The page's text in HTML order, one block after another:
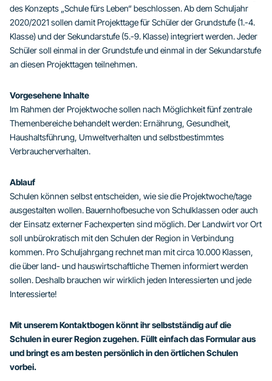
des Konzepts „Schule fürs Leben“ beschlossen. Ab dem Schuljahr
2020/2021 sollen damit Projekttage für Schüler der Grundstufe (1.-4.
Klasse) und der Sekundarstufe (5.-9. Klasse) integriert werden. Jeder
Schüler soll einmal in der Grundstufe und einmal in der Sekundarstufe
an diesen Projekttagen teilnehmen.
Vorgesehene Inhalte
Im Rahmen der Projektwoche sollen nach Möglichkeit fünf zentrale
Themenbereiche behandelt werden: Ernährung, Gesundheit,
Haushaltsführung, Umweltverhalten und selbstbestimmtes
Verbraucherverhalten.
Ablauf
Schulen können selbst entscheiden, wie sie die Projektwoche/tage
ausgestalten wollen. Bauernhofbesuche von Schulklassen oder auch
der Einsatz externer Fachexperten sind möglich. Der Landwirt vor Ort
soll unbürokratisch mit den Schulen der Region in Verbindung
kommen. Pro Schuljahrgang rechnet man mit circa 10.000 Klassen,
die über land- und hauswirtschaftliche Themen informiert werden
sollen. Deshalb brauchen wir wirklich jeden Interessierten und jede
Interessierte!
Mit unserem Kontaktbogen könnt ihr selbstständig auf die
Schulen in eurer Region zugehen. Füllt einfach das Formular aus
und bringt es am besten persönlich in den örtlichen Schulen
vorbei.